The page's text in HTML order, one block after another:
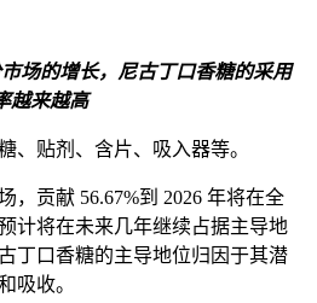
场的增长，尼古丁口香糖的采用
越来越高
、贴剂、含片、吸入器等。
，贡献 56.67%到 2026 年将在全
计将在未来几年继续占据主导地
丁口香糖的主导地位归因于其潜
吸收。